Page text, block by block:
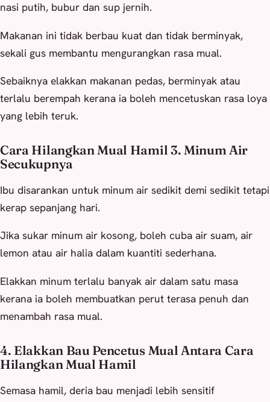
nasi putih, bubur dan sup jernih.
Makanan ini tidak berbau kuat dan tidak berminyak,
sekali gus membantu mengurangkan rasa mual.
Sebaiknya elakkan makanan pedas, berminyak atau
terlalu berempah kerana ia boleh mencetuskan rasa loya
yang lebih teruk.
Cara Hilangkan Mual Hamil 3. Minum Air
Secukupnya
Ibu disarankan untuk minum air sedikit demi sedikit tetapi
kerap sepanjang hari.
Jika sukar minum air kosong, boleh cuba air suam, air
lemon atau air halia dalam kuantiti sederhana.
Elakkan minum terlalu banyak air dalam satu masa
kerana ia boleh membuatkan perut terasa penuh dan
menambah rasa mual.
4. Elakkan Bau Pencetus Mual Antara Cara
Hilangkan Mual Hamil
Semasa hamil, deria bau menjadi lebih sensitif